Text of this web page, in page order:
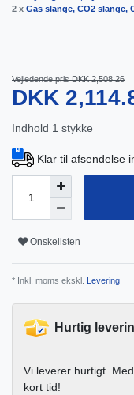
2 x Gas slange, CO2 slange,
Vejledende pris DKK 2,508.26
DKK
Indhold 1 stykke
Klar til afsendelse
Onskelisten
* Inkl. moms ekskl. Levering
Hurtig
Vi leverer hurtigt.
kort tid!